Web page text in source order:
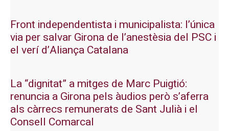
Front independentista i municipalista: l’única
via per salvar Girona de l’anestèsia del PSC i
el verí d’Aliança Catalana
La “dignitat” a mitges de Marc Puigtió:
renuncia a Girona pels àudios però s’aferra
als càrrecs remunerats de Sant Julià i el
Consell Comarcal